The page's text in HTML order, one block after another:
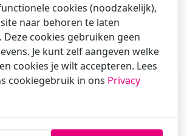
correspondeert
ook een cursist?
cookies (noodzakelijk),
naar behoren te laten
cookies gebruiken geen
Je kunt zelf aangeven welke
cookies je wilt accepteren. Lees
cookiegebruik in ons Privacy